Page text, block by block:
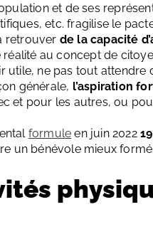
et de ses
etc. fragilise le
retrouver de la capacité
au concept de
utile, ne pas tout
générale, l’aspiration
et pour les autres, ou
formule en juin 2022
un bénévole mieux